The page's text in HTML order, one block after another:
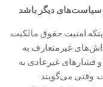
سیاست‌های دیگر باشد
امنیت حقوق مالکیت
غیرمتعارف به
و فشار‌های غیرعادی به
وقتی می‌گویند